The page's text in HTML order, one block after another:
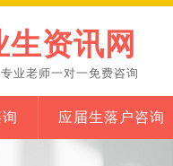
生资讯网
业老师一对一免费咨询
应届生落户咨询